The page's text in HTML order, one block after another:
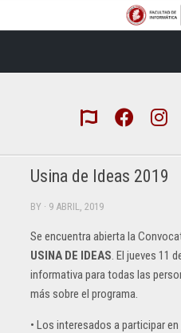
Usina de Ideas 2019
BY · 9 ABRIL, 2019
Se encuentra abierta la
USINA DE IDEAS. El jueves 11
informativa para todas las
más sobre el programa.
• Los interesados a participar